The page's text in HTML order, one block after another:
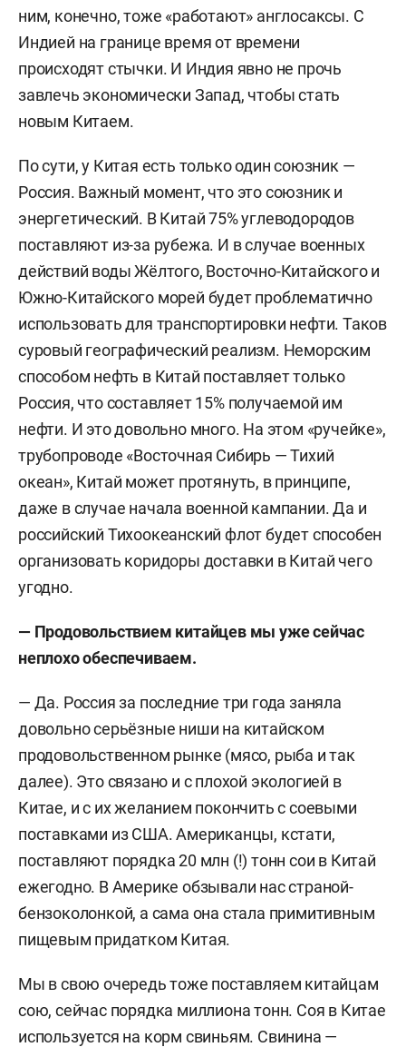
ним, конечно, тоже «работают» англосаксы. С
Индией на границе время от времени
происходят стычки. И Индия явно не прочь
завлечь экономически Запад, чтобы стать
новым Китаем.
По сути, у Китая есть только один союзник —
Россия. Важный момент, что это союзник и
энергетический. В Китай 75% углеводородов
поставляют из-за рубежа. И в случае военных
действий воды Жёлтого, Восточно-Китайского и
Южно-Китайского морей будет проблематично
использовать для транспортировки нефти. Таков
суровый географический реализм. Неморским
способом нефть в Китай поставляет только
Россия, что составляет 15% получаемой им
нефти. И это довольно много. На этом «ручейке»,
трубопроводе «Восточная Сибирь — Тихий
океан», Китай может протянуть, в принципе,
даже в случае начала военной кампании. Да и
российский Тихоокеанский флот будет способен
организовать коридоры доставки в Китай чего
угодно.
— Продовольствием китайцев мы уже сейчас
неплохо обеспечиваем.
— Да. Россия за последние три года заняла
довольно серьёзные ниши на китайском
продовольственном рынке (мясо, рыба и так
далее). Это связано и с плохой экологией в
Китае, и с их желанием покончить с соевыми
поставками из США. Американцы, кстати,
поставляют порядка 20 млн (!) тонн сои в Китай
ежегодно. В Америке обзывали нас страной-
бензоколонкой, а сама она стала примитивным
пищевым придатком Китая.
Мы в свою очередь тоже поставляем китайцам
сою, сейчас порядка миллиона тонн. Соя в Китае
используется на корм свиньям. Свинина —